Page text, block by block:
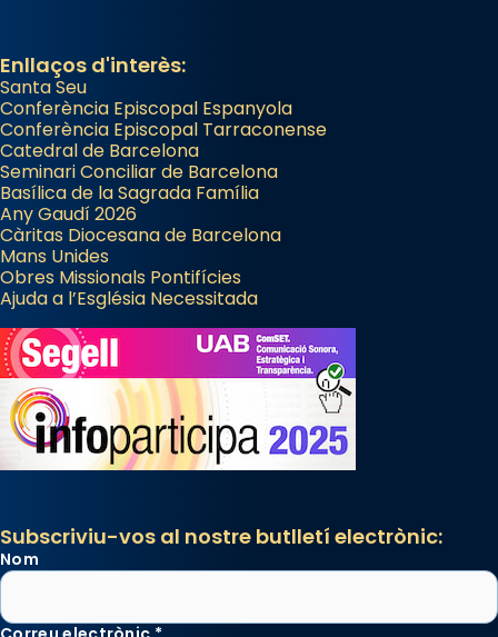
Enllaços d'interès:
Santa Seu
Conferència Episcopal Espanyola
Conferència Episcopal Tarraconense
Catedral de Barcelona
Seminari Conciliar de Barcelona
Basílica de la Sagrada Família
Any Gaudí 2026
Càritas Diocesana de Barcelona
Mans Unides
Obres Missionals Pontifícies
Ajuda a l’Església Necessitada
Subscriviu-vos al nostre butlletí electrònic:
Nom